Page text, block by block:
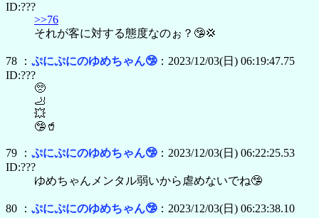
ID:???
>>76
それが客に対する態度なのぉ？🤥💢
78 ： ぷにぷにのゆめちゃん🤥：2023/12/03(日) 06:19:47.75
ID:???
🥺
🦶
💥
🤥🥤
79 ： ぷにぷにのゆめちゃん🤥：2023/12/03(日) 06:22:25.53
ID:???
ゆめちゃんメンタル弱いから虐めないでね🤥
80 ： ぷにぷにのゆめちゃん🤥：2023/12/03(日) 06:23:38.10